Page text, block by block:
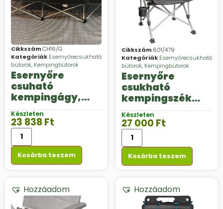
CikkszámCH16/G
Kategóriák Esernyőrecsukható
bútorok, Kempingbútorok
Esernyőre
csuható
kempingágy,
horgászágy
Készleten
23 838Ft
Kosárba teszem
Cikkszám 601/479
Kategóriák Esernyőrecsukható
bútorok, Kempingbútorok
Esernyőre
csukható
kempingszék
Brunner Raptor
NG 2.0
Készleten
27 000 Ft
Kosárba teszem
Hozzáadom Hozzáadom